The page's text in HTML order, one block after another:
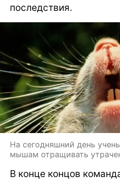
последствия.
На сегодняшний день
мышам отращивать
В конце концов